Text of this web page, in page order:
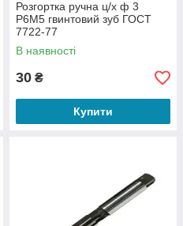
Розгортка ручна ц/х ф 3
Р6М5 гвинтовий зуб ГОСТ
7722-77
В наявності
30 ₴
Купити